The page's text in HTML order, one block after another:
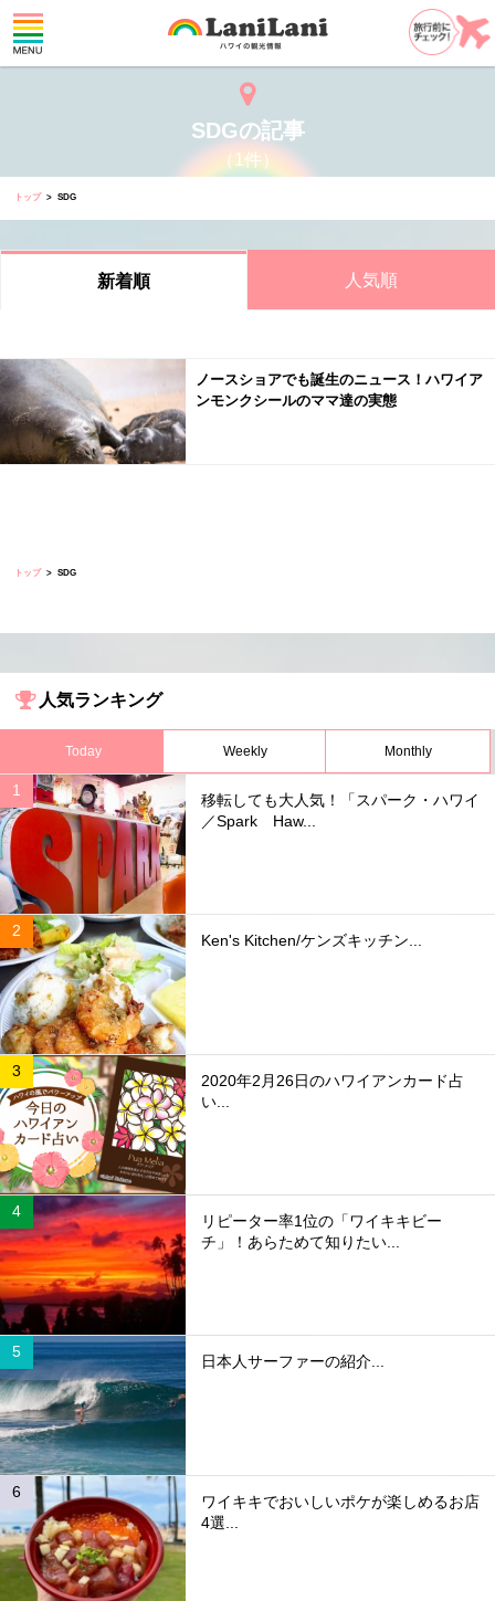
SDGの記事
（1件）
トップ SDG
新着順 人気順
ノースショアでも誕生のニュース！ハワイア
ンモンクシールのママ達の実態
トップ SDG
人気ランキング
Today Weekly Monthly
移転しても大人気！「スパーク・ハワイ
／Spark Haw...
Ken's Kitchen/ケンズキッチン...
2020年2月26日のハワイアンカード占
い...
リピーター率1位の「ワイキキビー
チ」！あらためて知りたい...
日本人サーファーの紹介...
ワイキキでおいしいポケが楽しめるお店
4選...